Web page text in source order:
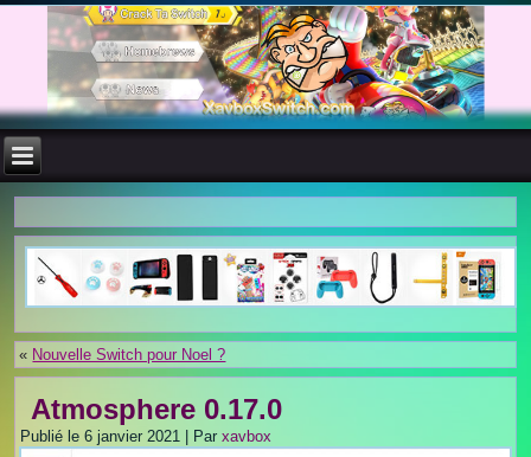
« Nouvelle Switch pour Noel ?
Atmosphere 0.17.0
Publié le 6 janvier 2021 Par xavbox